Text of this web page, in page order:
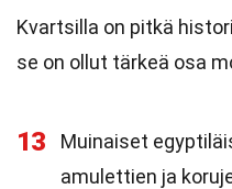
Kvartsilla on pitkä
se on ollut tärkeä osa
13
Muinaiset
amulettien ja